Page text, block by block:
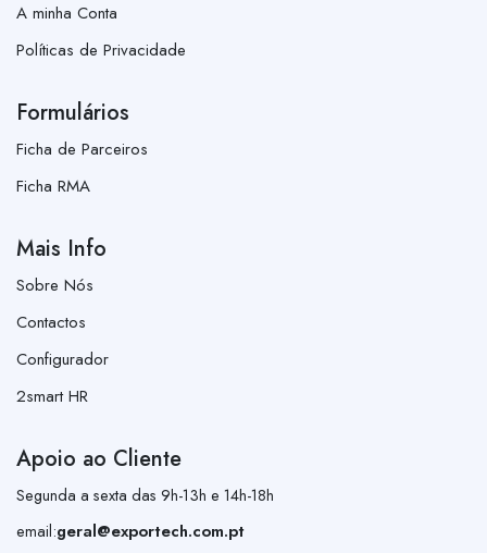
A minha Conta
Políticas de Privacidade
Formulários
Ficha de Parceiros
Ficha RMA
Mais Info
Sobre Nós
Contactos
Configurador
2smart HR
Apoio ao Cliente
Segunda a sexta das 9h-13h e 14h-18h
email:geral@exportech.com.pt